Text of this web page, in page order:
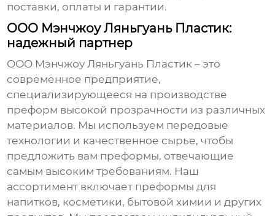
поставки, оплаты и гарантии.
ООО Мэнчжоу Ляньгуань Пластик:
надежный партнер
ООО Мэнчжоу Ляньгуань Пластик – это
современное предприятие,
специализирующееся на производстве
преформ высокой прозрачности из различных
материалов. Мы используем передовые
технологии и качественное сырье, чтобы
предложить вам преформы, отвечающие
самым высоким требованиям. Наш
ассортимент включает преформы для
напитков, косметики, бытовой химии и других